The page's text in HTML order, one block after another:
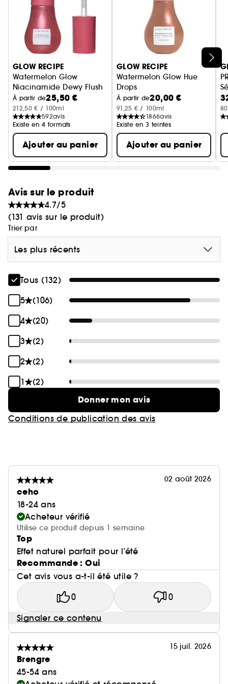
Ignorer le carrousel produits
GLOW RECIPE
Watermelon Glow
Niacinamide Dewy Flush
Blush Liquide Éclaircissant
À partir de25,50 €
212,50 € / 100ml
592avis
Existe en 4 formats
Ajouter au panier
GLOW RECIPE
Watermelon Glow Hue
Drops
Les Gouttes Teintées à la
À partir de20,00 €
91,25 € / 100ml
1866avis
Existe en 3 teintes
Ajouter au panier
Avis sur le produit
4.7/5
(131 avis sur le produit)
Trier par
Les plus récents
Tous (132)
5
(106)
4
(20)
3
(2)
2
(2)
1
(2)
Donner mon avis
Conditions de publication des avis
02 août 2026
ceho
18-24 ans
Acheteur vérifié
Utilise ce produit depuis 1 semaine
Top
Effet naturel parfait pour l’été
Recommande : Oui
Cet avis vous a-t-il été utile ?
0 0
Signaler ce contenu
15 juil. 2026
Brengre
45-54 ans